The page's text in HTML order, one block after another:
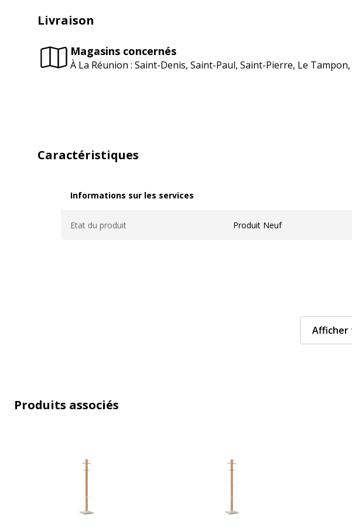
Livraison
Magasins concernés
À La Réunion : Saint-Denis, Saint-Paul, Saint-Pierre, Le
Caractéristiques
Informations sur les services
Etat du produit Produit Neuf
Quantité de crochets
Quantité incluse
Afficher
Produits associés